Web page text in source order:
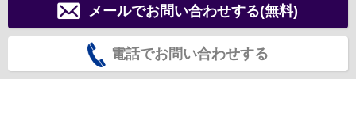
メールでお問い合わせする(無料)
電話でお問い合わせする